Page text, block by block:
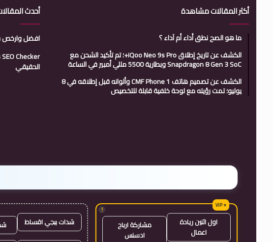
أكثر المقالات مشاهدة
ما هو الصح نطق أداء أم آداء ؟
الكشف عن تاريخ إطلاق iQoo Neo 9s Pro+؛ تم تأكيد الشحن مع
Snapdragon 8 Gen 3 SoC وبطارية 5500 مللي أمبير في الساعة
الكشف عن تصميم هاتف CMF Phone 1 وألوانه قبل إطلاقه في 8
يوليو؛ تمت رؤيته مع لوحة خلفية قابلة للتخصيص
أحدث
افضل وارخص
الحقيقي
!
اول اثنين ريادة
اعمال
مشاركة ارباح
ادسنس
شدات ببجي اقساط